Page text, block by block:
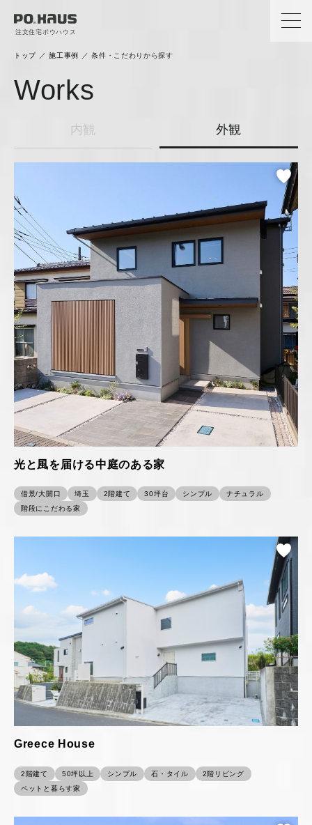
注文住宅ポウハウス
トップ ／施工事例 ／条件・こだわりから探す
Works
内観 外観
光と風を届ける中庭のある家
借景/大開口 埼玉 2階建て 30坪台 シンプル
ナチュラル
階段にこだわる家
Greece House
2階建て 50坪以上 シンプル 石・タイル
2階リビング
ペットと暮らす家